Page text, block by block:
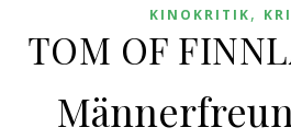
KINOKRITIK,
TOM OF